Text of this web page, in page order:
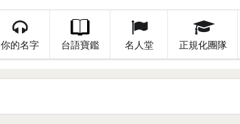
你的名字 台語寶鑑 名人堂 正規化團隊